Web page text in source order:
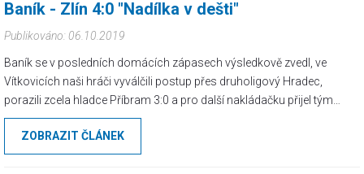
Baník - Zlín 4:0 "Nadílka v dešti"
Publikováno: 06.10.2019
Baník se v posledních domácích zápasech výsledkově zvedl, ve
Vítkovicích naši hráči vyválčili postup přes druholigový Hradec,
porazili zcela hladce Příbram 3:0 a pro další nakládačku přijel tým
známého pokladače pastí - trenéra Csaplára. Jeho past byla tentokrát
povýšena z již obligátního stavu 2:0 v poločase na stav 4:0, ovšem k
vypilování této pasti ještě chybí notná dávka řekněme štěstí.
ZOBRAZIT ČLÁNEK